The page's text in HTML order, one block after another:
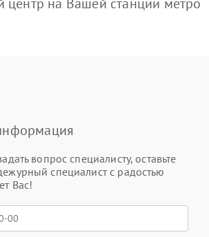
вопрос специалисту, оставьте
специалист с радостью
Вас!